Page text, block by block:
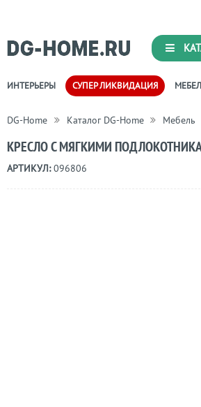
ИНТЕРЬЕРЫ СУПЕР ЛИКВИДАЦИЯ
DG-Home Каталог DG-Home Мебель
КРЕСЛО С МЯГКИМИ
АРТИКУЛ:096806